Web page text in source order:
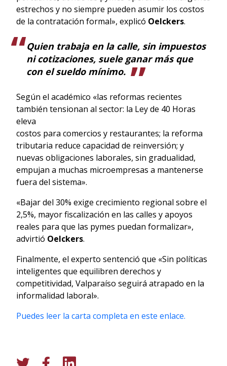
estrechos y no siempre pueden asumir los costos
de la contratación formal», explicó Oelckers.
Quien trabaja en la calle, sin impuestos
ni cotizaciones, suele ganar más que
con el sueldo mínimo.
Según el académico «las reformas recientes
también tensionan al sector: la Ley de 40 Horas
eleva
costos para comercios y restaurantes; la reforma
tributaria reduce capacidad de reinversión; y
nuevas obligaciones laborales, sin gradualidad,
empujan a muchas microempresas a mantenerse
fuera del sistema».
«Bajar del 30% exige crecimiento regional sobre el
2,5%, mayor fiscalización en las calles y apoyos
reales para que las pymes puedan formalizar»,
advirtió Oelckers.
Finalmente, el experto sentenció que «Sin políticas
inteligentes que equilibren derechos y
competitividad, Valparaíso seguirá atrapado en la
informalidad laboral».
Puedes leer la carta completa en este enlace.